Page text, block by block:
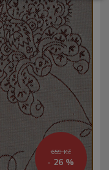
659 Kč
- 26 %